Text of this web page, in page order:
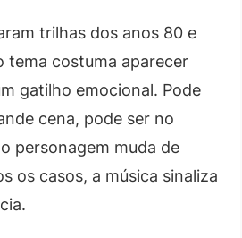
trilhas dos anos 80 e
tema costuma aparecer
gatilho emocional. Pode
cena, pode ser no
personagem muda de
os casos, a música sinaliza